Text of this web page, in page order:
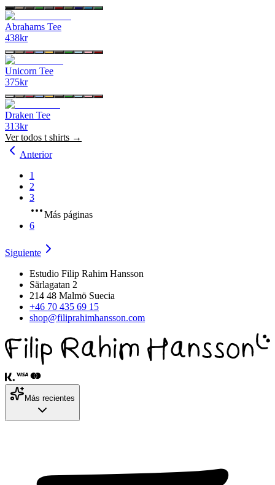
Abrahams Tee
438kr
Unicorn Tee
375kr
Draken Tee
313kr
Ver todos t shirts →
Anterior
1
2
3
Más páginas
6
Siguiente
Estudio Filip Rahim Hansson
Särlagatan 2
214 48 Malmö Suecia
+46 70 435 69 15
shop@filiprahimhansson.com
Más recientes